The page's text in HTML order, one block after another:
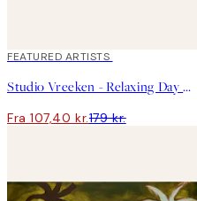
40%*
FEATURED ARTISTS
Studio Vreeken - Relaxing Day No2 Plakat
Fra 107,40 kr.179 kr.